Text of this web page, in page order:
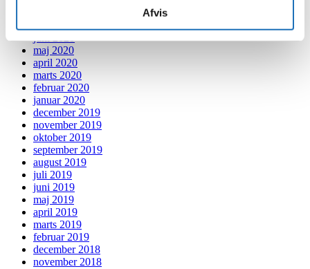
Afvis
juli 2020
juni 2020
maj 2020
april 2020
marts 2020
februar 2020
januar 2020
december 2019
november 2019
oktober 2019
september 2019
august 2019
juli 2019
juni 2019
maj 2019
april 2019
marts 2019
februar 2019
december 2018
november 2018